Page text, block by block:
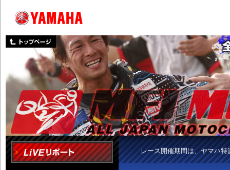
レース開催期間は、ヤマハ